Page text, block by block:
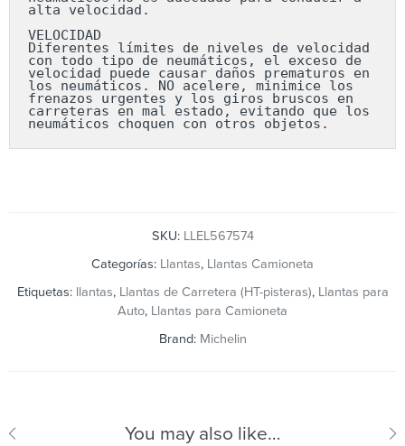
alta velocidad.
VELOCIDAD
Diferentes límites de niveles de velocidad
con todo tipo de neumáticos, el exceso de
velocidad puede causar daños prematuros en
los neumáticos. NO acelere, minimice los
frenazos urgentes y los giros bruscos en
carreteras en mal estado, evitando que los
neumáticos choquen con otros objetos.
SKU: LLEL567574
Categorías: Llantas, Llantas Camioneta
Etiquetas: llantas, Llantas de Carretera (HT-pisteras), Llantas para
Auto, Llantas para Camioneta
Brand: Michelin
You may also like…